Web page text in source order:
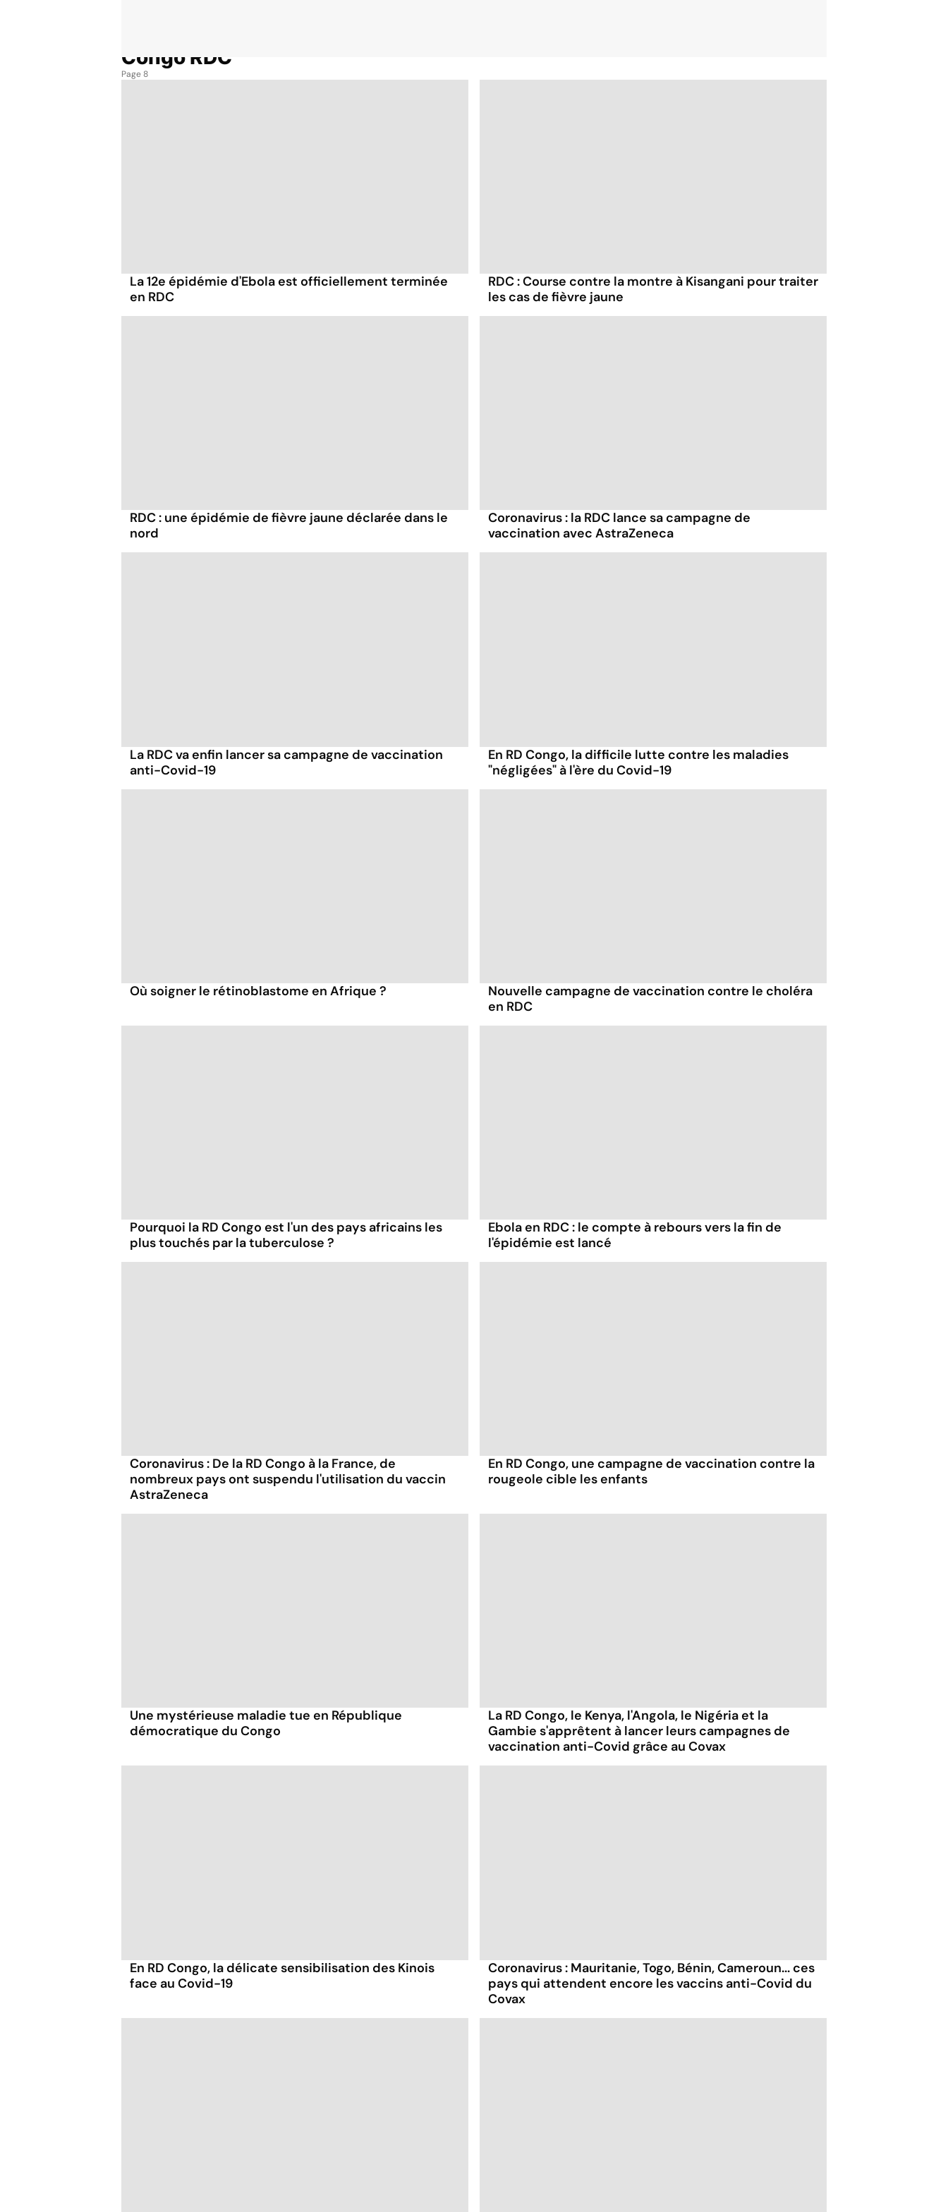
Congo RDC
Page 8
La 12e épidémie d'Ebola est officiellement terminée
en RDC
RDC : Course contre la montre à Kisangani pour traiter
les cas de fièvre jaune
RDC : une épidémie de fièvre jaune déclarée dans le
nord
Coronavirus : la RDC lance sa campagne de
vaccination avec AstraZeneca
La RDC va enfin lancer sa campagne de vaccination
anti-Covid-19
En RD Congo, la difficile lutte contre les maladies
"négligées" à l'ère du Covid-19
Où soigner le rétinoblastome en Afrique ?
Nouvelle campagne de vaccination contre le choléra
en RDC
Pourquoi la RD Congo est l'un des pays africains les
plus touchés par la tuberculose ?
Ebola en RDC : le compte à rebours vers la fin de
l'épidémie est lancé
Coronavirus : De la RD Congo à la France, de
nombreux pays ont suspendu l'utilisation du vaccin
AstraZeneca
En RD Congo, une campagne de vaccination contre la
rougeole cible les enfants
Une mystérieuse maladie tue en République
démocratique du Congo
La RD Congo, le Kenya, l'Angola, le Nigéria et la
Gambie s'apprêtent à lancer leurs campagnes de
vaccination anti-Covid grâce au Covax
En RD Congo, la délicate sensibilisation des Kinois
face au Covid-19
Coronavirus : Mauritanie, Togo, Bénin, Cameroun... ces
pays qui attendent encore les vaccins anti-Covid du
Covax